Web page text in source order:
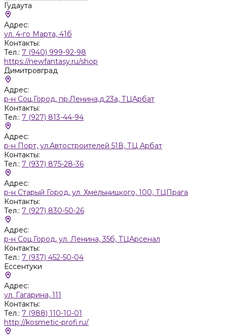
Гудаута
Адрес:
ул. 4-го Марта, 41б
Контакты:
Тел.: 7 (940) 999-92-98
https://newfantasy.ru/shop
Димитровград
Адрес:
р-н Соц.Город, пр.Ленина,д.23а, ТЦАрбат
Контакты:
Тел.: 7 (927) 813-44-94
Адрес:
р-н Порт, ул.Автостроителей 51В, ТЦ Арбат
Контакты:
Тел.: 7 (937) 875-28-36
Адрес:
р-н Старый Город, ул. Хмельницкого, 100, ТЦПрага
Контакты:
Тел.: 7 (927) 830-50-26
Адрес:
р-н Соц.Город, ул. Ленина, 35б, ТЦАрсенал
Контакты:
Тел.: 7 (937) 452-50-04
Ессентуки
Адрес:
ул. Гагарина, 111
Контакты:
Тел.: 7 (988) 110-10-01
http://kosmetic-profi.ru/